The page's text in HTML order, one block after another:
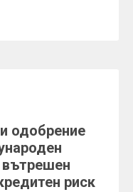
одобрение
вътрешен
риск